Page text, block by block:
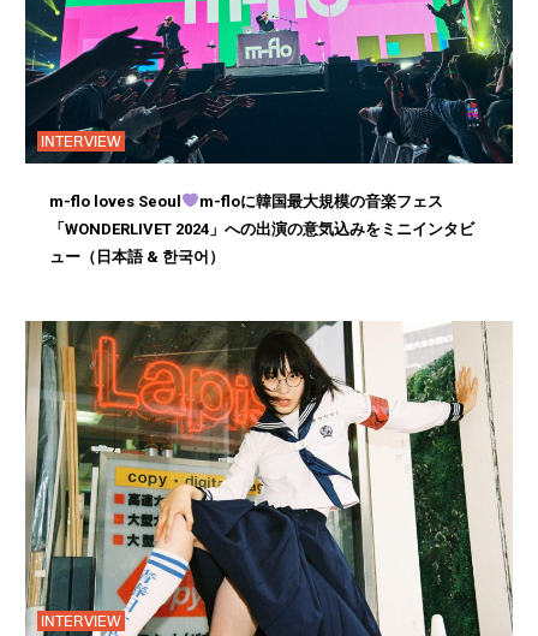
INTERVIEW
m-flo loves Seoul
m-floに韓国最大規模の音楽フェス
「WONDERLIVET 2024」への出演の意気込みをミニインタビ
ュー（日本語 & 한국어）
INTERVIEW